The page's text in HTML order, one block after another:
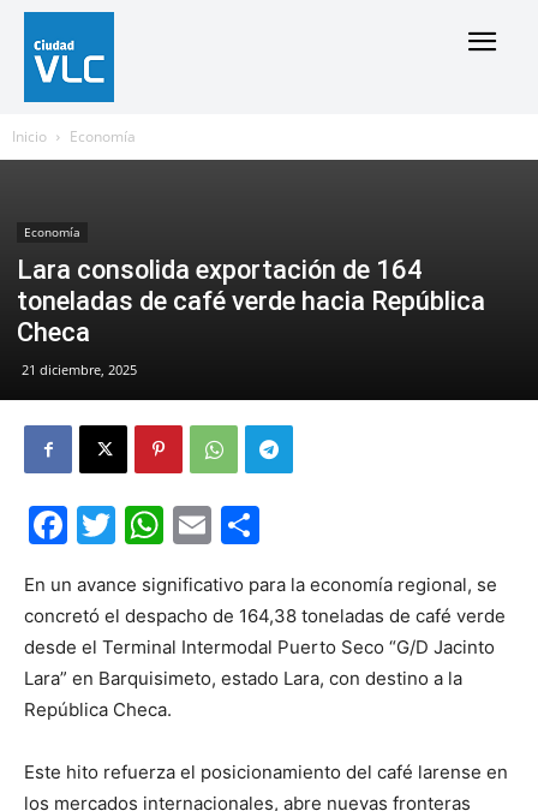
Inicio Economía
Economía
Lara consolida exportación de 164
toneladas de café verde hacia República
Checa
21 diciembre, 2025
Facebook
Twitter
WhatsApp
Email
En un avance significativo para la economía regional, se
concretó el despacho de 164,38 toneladas de café verde
desde el Terminal Intermodal Puerto Seco “G/D Jacinto
Lara” en Barquisimeto, estado Lara, con destino a la
República Checa.
Este hito refuerza el posicionamiento del café larense en
los mercados internacionales, abre nuevas fronteras